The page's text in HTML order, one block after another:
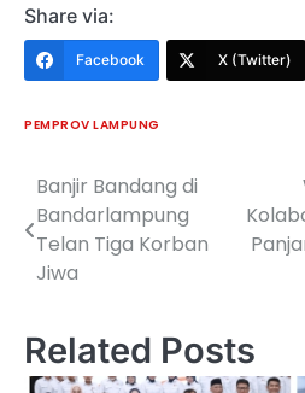
Share via:
Facebook X (Twitter)
PEMPROV LAMPUNG
Navigasi
pos
Banjir Bandang di
Bandarlampung
Telan Tiga Korban
Jiwa
Related Posts